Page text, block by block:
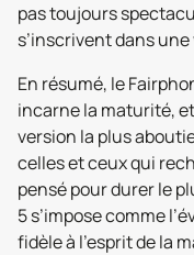
pas toujours
s’inscrivent dans
En résumé, le
incarne la maturité,
version la plus
celles et ceux qui
pensé pour durer le
5 s’impose comme
fidèle à l’esprit de la